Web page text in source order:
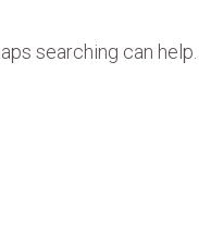
searching can help.